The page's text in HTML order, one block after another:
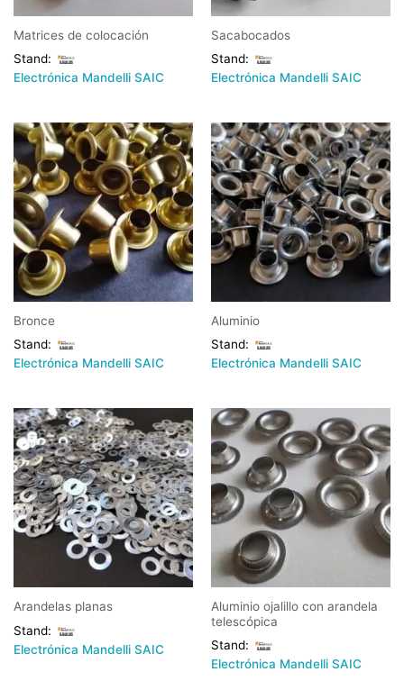
Matrices de colocación
Stand:
Electrónica Mandelli SAIC
Sacabocados
Stand:
Electrónica Mandelli SAIC
Bronce
Stand:
Electrónica Mandelli SAIC
Aluminio
Stand:
Electrónica Mandelli SAIC
Arandelas planas
Stand:
Electrónica Mandelli SAIC
Aluminio ojalillo con arandela
telescópica
Stand:
Electrónica Mandelli SAIC